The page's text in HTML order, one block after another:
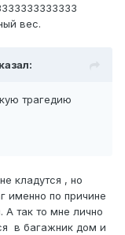
вес.
трагедию
кладутся , но
именно по причине
А так то мне лично
в багажник дом и